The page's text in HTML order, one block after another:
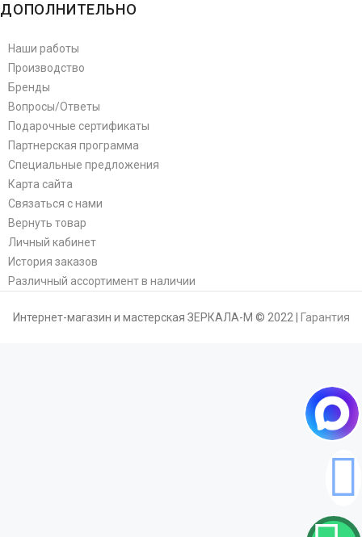
ДОПОЛНИТЕЛЬНО
Наши работы
Производство
Бренды
Вопросы/Ответы
Подарочные сертификаты
Партнерская программа
Специальные предложения
Карта сайта
Связаться с нами
Вернуть товар
Личный кабинет
История заказов
Различный ассортимент в наличии
Интернет-магазин и мастерская ЗЕРКАЛА-М © 2022 | Гарантия